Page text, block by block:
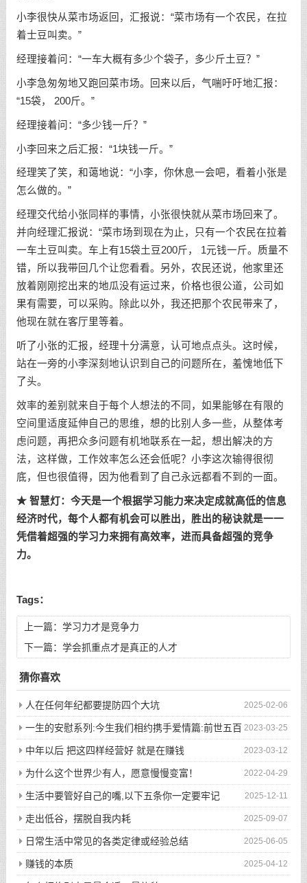
小李很快从菜市场返回，汇报说：“菜市场有一个农民，在拉
着士豆叫卖。”
经理接着问：“一车大概有多少个袋子，多少斤土豆？”
小李急匆匆地又跑回菜市场。回来以后，气喘吁吁地汇报：
“15袋， 200斤。”
经理接着问：“多少钱一斤？”
小李回来之后汇报：“1块钱一斤。”
经理笑了笑，和蔼地说：“小李，你休息一会吧，看着小张是
怎么做的。”
经理交代给小张同样的事情，小张很快就从菜市场回来了。
并向经理汇报说：“菜市场到现在为止，只有一个农民在拉着
一车土豆叫卖。车上有15袋土豆200斤， 1元钱一斤。质量不
错，所以我带回几个让您看看。另外，农民还说，他家里还
放着刚刚挖出来的地瓜没有运过来，价格也很公道，公司如
果有需要，可以采购。除此以外，我还把那个农民带来了，
他现在就在客厅里等着。
听了小张的汇报，经理十分满意，认可地点点头。这时候，
站在一旁的小李深刻地认识到自己的问题所在，羞愧地低下
了头。
效率的差别就来自于每个人想法的不同，如果能够在有限的
空间里适度延伸自己的思维，想的比别人多一些，从整体考
虑问题，再把众多问题有机地联系在一起，想出解决的方
法，这样做，工作效率怎么还会低呢？小李这次输得很彻
底，但也很值得，因为他看到了自己永远都看不到的一面。
★ 智慧灯：今天是一个根据学习能力来决定成就高低的信息
经济时代，每个人都有机会可以胜出，胜出的秘诀就是一一
凭借着超强的学习力来拥有高效率，进而具备超强的竞争
力。
Tags：
上一篇： 学习力才是竞争力
下一篇： 学会抓重点才是真正的人才
猜你喜欢
2025-02-06
人在任何年纪都要提防四个大坑
2023-03-25
一生的安慰系列:今生我们相约携手爱情篇:前世五百
次的回眸才换来今生的相遇
2023-03-12
中年以后 把这四样经营好 就是在赚钱
2022-04-29
为什么这个世界少有人，愿意慢慢变富！
2025-12-11
生活中要管好自己的嘴,以下五条你一定要牢记
2025-09-07
走出低谷，摆脱自我内耗
2025-06-05
日常生活中常见的各类定律或经验总结
2025-04-12
赚钱的本质